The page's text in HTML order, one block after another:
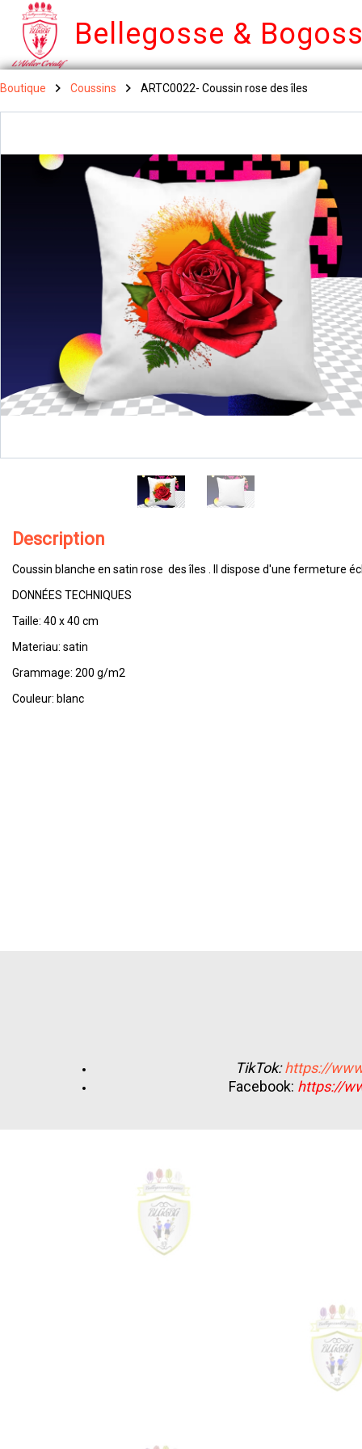
Bellegosse &
Boutique Coussins ARTC0022- Coussin rose des îles
Description
Coussin blanche en satin rose des îles . Il dispose d'une fermeture
DONNÉES TECHNIQUES
Taille: 40 x 40 cm
Materiau: satin
Grammage: 200 g/m2
Couleur: blanc
TikTok:https://
Facebook: https://